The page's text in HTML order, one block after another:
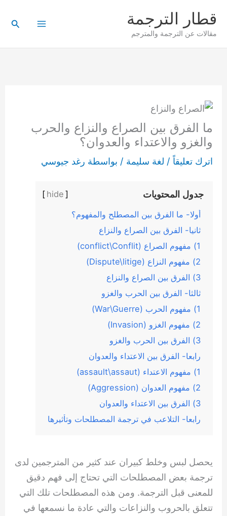
إلى
المحتوى
قطار الترجمة
مقالات عن الترجمة والمترجم
ما الفرق بين الصراع والنزاع والحرب
والغزو والاعتداء والعدوان؟
اترك تعليقاً / لغة سليمة / بواسطة رغد جيوسي
جدول المحتويات [
hide
]
أولا- ما الفرق بين المصطلح والمفهوم؟
ثانيا- الفرق بين الصراع والنزاع
1) مفهوم الصراع (conflict\Conflit)
2) مفهوم النزاع (Dispute\litige)
3) الفرق بين الصراع والنزاع
ثالثا- الفرق بين الحرب والغزو
1) مفهوم الحرب (War\Guerre)
2) مفهوم الغزو (Invasion)
3) الفرق بين الحرب والغزو
رابعا- الفرق بين الاعتداء والعدوان
1) مفهوم الاعتداء (assault\assaut)
2) مفهوم العدوان (Aggression)
3) الفرق بين الاعتداء والعدوان
رابعا- التلاعب في ترجمة المصطلحات وتأثيرها
يحصل لبس وخلط كبيران عند كثير من المترجمين لدى
ترجمة بعض المصطلحات التي تحتاج إلى فهم دقيق
للمعنى قبل الترجمة. ومن هذه المصطلحات تلك التي
تتعلق بالحروب والنزاعات والتي عادة ما نسمعها في